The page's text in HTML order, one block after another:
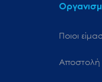
Ποιοι
Αποστολή